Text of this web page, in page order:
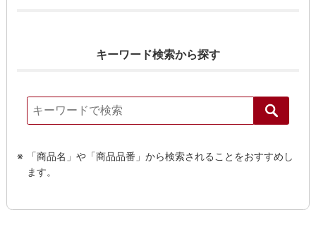
キーワード検索から探す
「商品名」や「商品品番」から検索されることをおすすめし
ます。